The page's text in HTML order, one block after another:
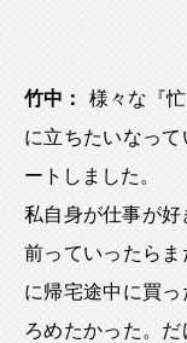
竹中：
様々な『
に立ちたいなっ
ートしました。
私自身が仕事が
前っていったら
に帰宅途中に買
ろめたかった。